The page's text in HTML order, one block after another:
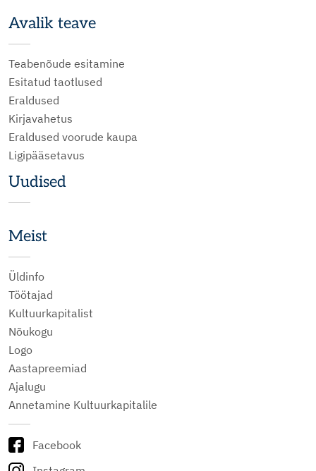
Avalik teave
Teabenõude esitamine
Esitatud taotlused
Eraldused
Kirjavahetus
Eraldused voorude kaupa
Ligipääsetavus
Uudised
Meist
Üldinfo
Töötajad
Kultuurkapitalist
Nõukogu
Logo
Aastapreemiad
Ajalugu
Annetamine Kultuurkapitalile
Facebook